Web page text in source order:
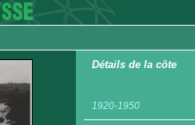
Détails de la côte
1920-1950